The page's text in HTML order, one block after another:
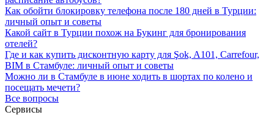
Как обойти блокировку телефона после 180 дней в Турции:
личный опыт и советы
Какой сайт в Турции похож на Букинг для бронирования
отелей?
Где и как купить дисконтную карту для Şok, A101, Carrefour,
BIM в Стамбуле: личный опыт и советы
Можно ли в Стамбуле в июне ходить в шортах по колено и
посещать мечети?
Все вопросы
Сервисы